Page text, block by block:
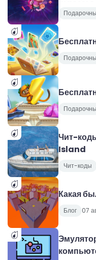
Чит-
Island
Чит-коды
Какая
Блог 07